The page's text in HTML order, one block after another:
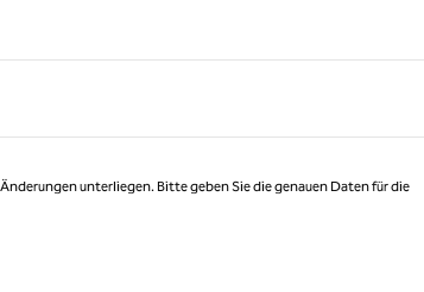
1
1
unterliegen. Bitte geben Sie die genauen Daten für die